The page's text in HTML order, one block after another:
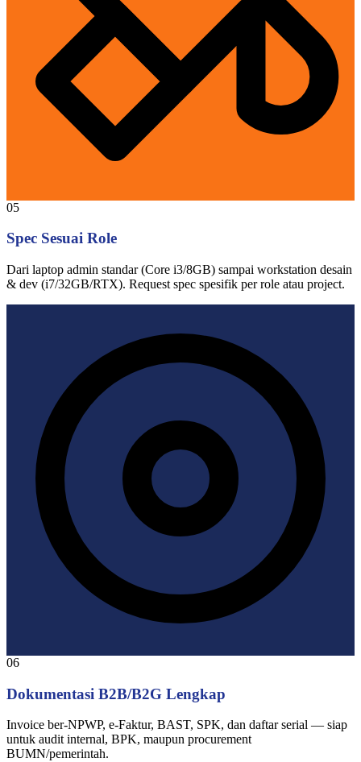
05
Spec Sesuai Role
Dari laptop admin standar (Core i3/8GB) sampai workstation desain
& dev (i7/32GB/RTX). Request spec spesifik per role atau project.
06
Dokumentasi B2B/B2G Lengkap
Invoice ber-NPWP, e-Faktur, BAST, SPK, dan daftar serial — siap
untuk audit internal, BPK, maupun procurement
BUMN/pemerintah.